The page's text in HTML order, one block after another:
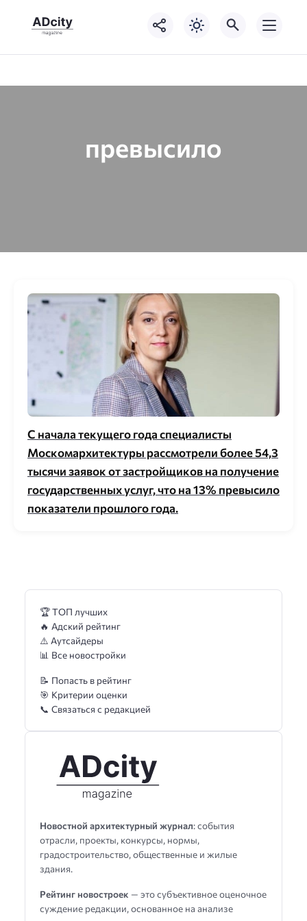
превысило
С начала текущего года специалисты
Москомархитектуры рассмотрели более 54,3
тысячи заявок от застройщиков на получение
государственных услуг, что на 13% превысило
показатели прошлого года.
Новостной архитектурный журнал: события
отрасли, проекты, конкурсы, нормы,
градостроительство, общественные и жилые
здания.
Рейтинг новостроек — это субъективное оценочное
суждение редакции, основанное на анализе
🏆 ТОП лучших
🔥 Адский рейтинг
⚠️ Аутсайдеры
📊 Все новостройки
📝 Попасть в рейтинг
🎯 Критерии оценки
📞 Связаться с редакцией